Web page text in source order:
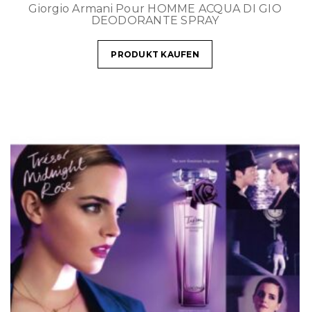
Giorgio Armani Pour HOMME ACQUA DI GIO
DEODORANTE SPRAY
PRODUKT KAUFEN